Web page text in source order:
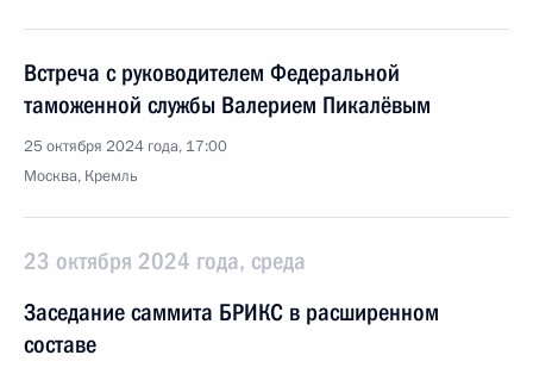
Встреча с руководителем Федеральной
таможенной службы Валерием Пикалёвым
25 октября 2024 года, 17:00
Москва, Кремль
23 октября 2024 года, среда
Заседание саммита БРИКС в расширенном
составе